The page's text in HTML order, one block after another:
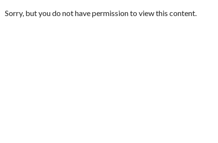
Sorry, but you do not have permission to view this content.